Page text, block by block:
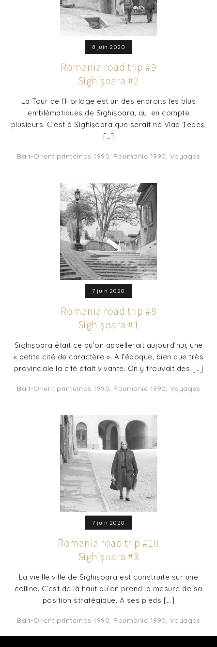
8 juin 2020
Romania road trip #9
Sighişoara #2
La Tour de l’Horloge est un des endroits les plus
emblématiques de Sighişoara, qui en compte
plusieurs. C’est à Sighişoara que serait né Vlad Ţepeş,
[…]
Balt-Orient printemps 1990, Roumanie 1990, Voyages
7 juin 2020
Romania road trip #8
Sighişoara #1
Sighişoara était ce qu’on appellerait aujourd’hui, une
« petite cité de caractère ». A l’époque, bien que très
provinciale la cité était vivante. On y trouvait des […]
Balt-Orient printemps 1990 Roumanie 1990 Voyages
7 juin 2020
Romania road trip #10
Sighişoara #3
La vieille ville de Sighişoara est construite sur une
colline. C’est de là haut qu’on prend la mesure de sa
position stratégique. A ses pieds […]
Balt-Orient printemps 1990, Roumanie 1990, Voyages